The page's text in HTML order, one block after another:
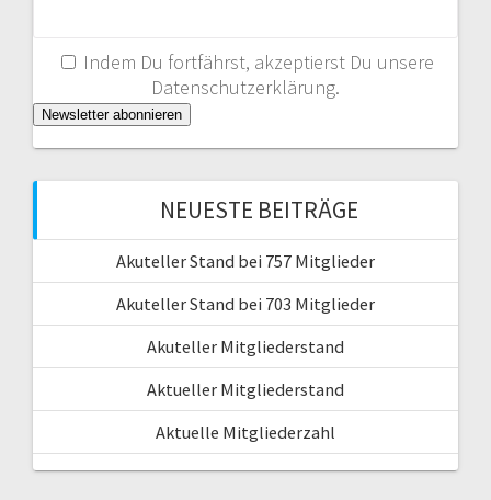
Indem Du fortfährst, akzeptierst Du unsere
Datenschutzerklärung.
NEUESTE BEITRÄGE
Akuteller Stand bei 757 Mitglieder
Akuteller Stand bei 703 Mitglieder
Akuteller Mitgliederstand
Aktueller Mitgliederstand
Aktuelle Mitgliederzahl